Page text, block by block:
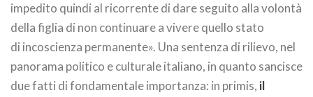
impedito quindi al ricorrente di dare seguito alla volontà
della figlia di non continuare a vivere quello stato
di incoscienza permanente». Una sentenza di rilievo, nel
panorama politico e culturale italiano, in quanto sancisce
due fatti di fondamentale importanza: in primis, il